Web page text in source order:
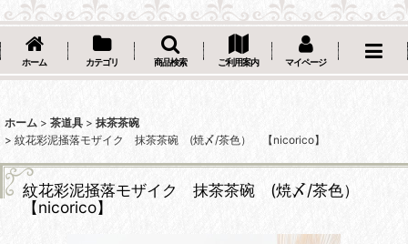
ホーム カテゴリ 商品検索 ご利用案内 マイページ
ホーム > 茶道具 > 抹茶茶碗
> 紋花彩泥掻落モザイク 抹茶茶碗 (焼〆/茶色） 【nicorico】
紋花彩泥掻落モザイク 抹茶茶碗 (焼〆/茶色）
【nicorico】